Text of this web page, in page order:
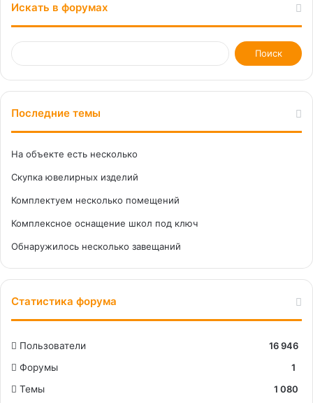
Искать в форумах
Последние темы
На объекте есть несколько
Скупка ювелирных изделий
Комплектуем несколько помещений
Комплексное оснащение школ под ключ
Обнаружилось несколько завещаний
Статистика форума
Пользователи
16 946
Форумы
1
Темы
1 080